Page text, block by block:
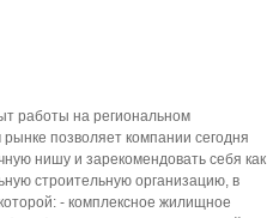
работы на региональном
позволяет компании сегодня
нишу и зарекомендовать себя как
строительную организацию, в
- комплексное жилищное